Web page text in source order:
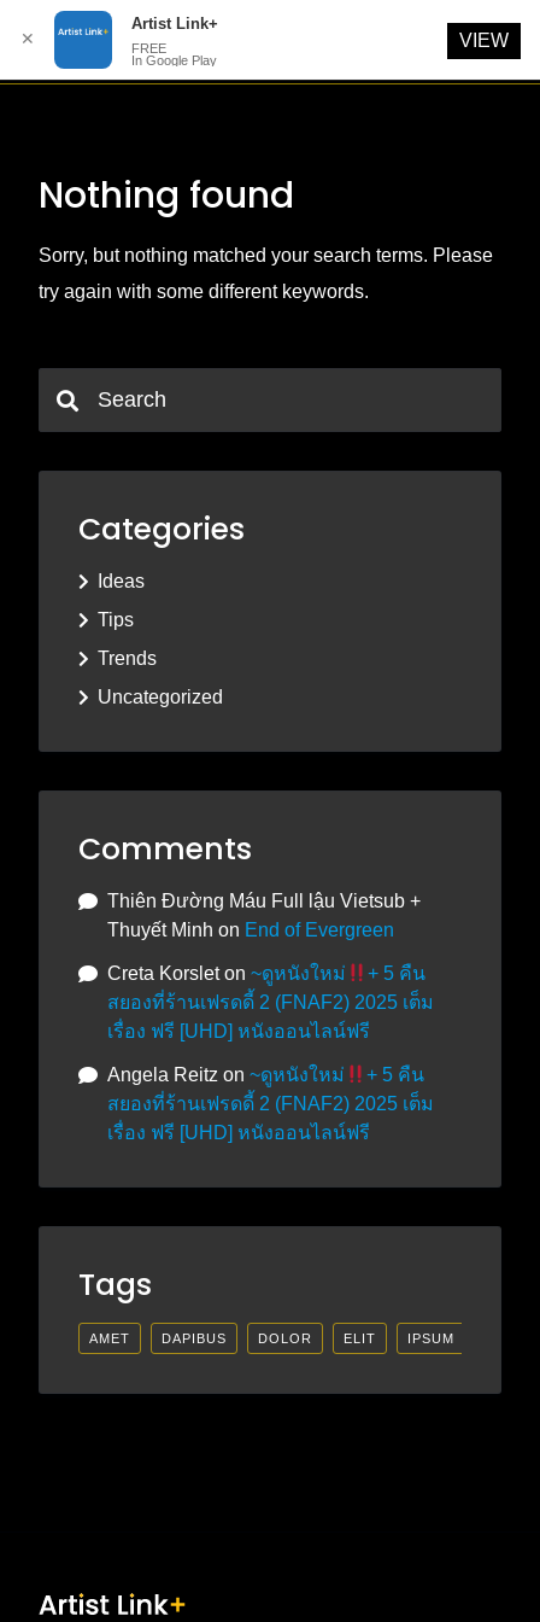
Nothing found
Sorry, but nothing matched your search terms. Please
try again with some different keywords.
Categories
Ideas
Tips
Trends
Uncategorized
Comments
Thiên Đường Máu Full lậu Vietsub +
Thuyết Minh on End of Evergreen
Creta Korsleton ~ดูหนังใหม่
+ 5 คืน
สยองที่ร้านเฟรดดี้ 2 (FNAF2) 2025 เต็ม
เรื่อง ฟรี [UHD] หนังออนไลน์ฟรี
Angela Reitz on ~ดูหนังใหม่
+ 5 คืน
สยองที่ร้านเฟรดดี้ 2 (FNAF2) 2025 เต็ม
เรื่อง ฟรี [UHD] หนังออนไลน์ฟรี
Tags
AMET DAPIBUS DOLOR ELIT IPSUM
✕
Artist Link+
FREE
In Google Play
VIEW